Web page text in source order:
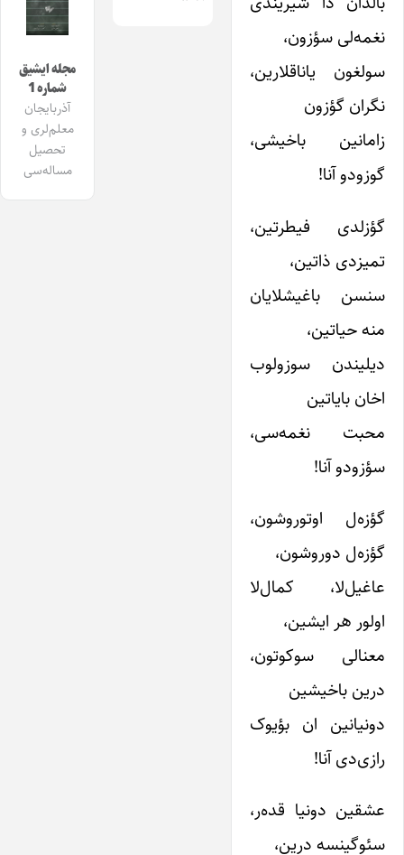
نغمه‌لی سؤزون،
سولغون یاناقلارین،
نگران گؤزون
زامانین باخیشی،
گوزودو آنا!
گؤزلدی فیطرتین،
تمیزدی ذاتین،
سنسن باغیشلایان
منه حیاتین،
دیلیندن سوزولوب
اخان بایاتین
محبت نغمه‌سی،
سؤزودو آنا!
گؤزه‌ل اوتوروشون،
گؤزه‌ل دوروشون،
عاغیل‌لا، کمال‌لا
اولور هر ایشین،
معنالی سوکوتون،
درین باخیشین
دونیانین ان بؤیوک
رازی‌دی آنا!
عشقین دونیا قده‌ر،
سئوگینسه درین،
مجله ایشیق
شماره 1
آذربایجان
معلم‌لری و
تحصیل
مساله‌سی